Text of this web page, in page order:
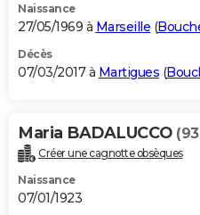
Naissance
27/05/1969 à Marseille (
Décès
07/03/2017 à Martigues (
Maria BADALUCCO
Créer une cagnotte obsèques
Naissance
07/01/1923